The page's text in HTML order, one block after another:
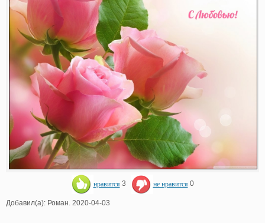
нравится 3 не нравится 0
Добавил(а): Роман. 2020-04-03